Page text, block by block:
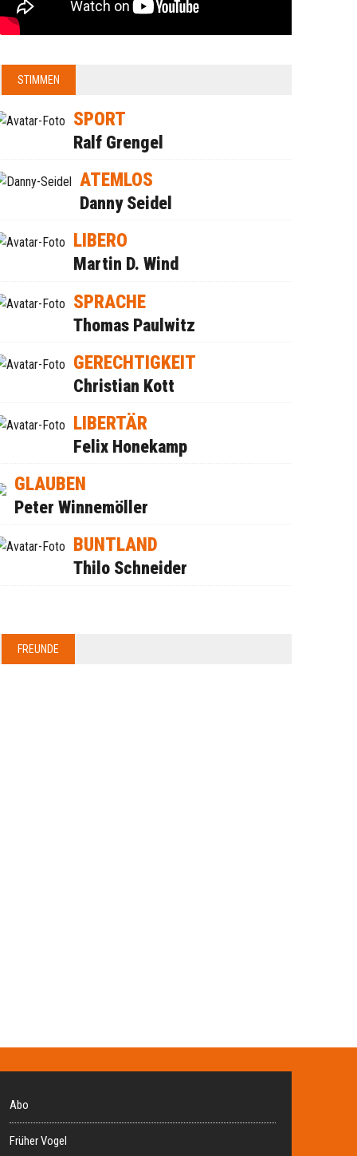
STIMMEN
SPORT
Ralf Grengel
ATEMLOS
Danny Seidel
LIBERO
Martin D. Wind
SPRACHE
Thomas Paulwitz
GERECHTIGKEIT
Christian Kott
LIBERTÄR
Felix Honekamp
GLAUBEN
Peter Winnemöller
BUNTLAND
Thilo Schneider
FREUNDE
Abo
Früher Vogel